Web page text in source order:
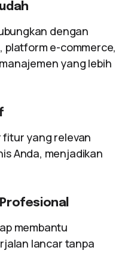
dengan
platform e-commerce,
yang lebih
fitur yang relevan
Anda, menjadikan
membantu
lancar tanpa